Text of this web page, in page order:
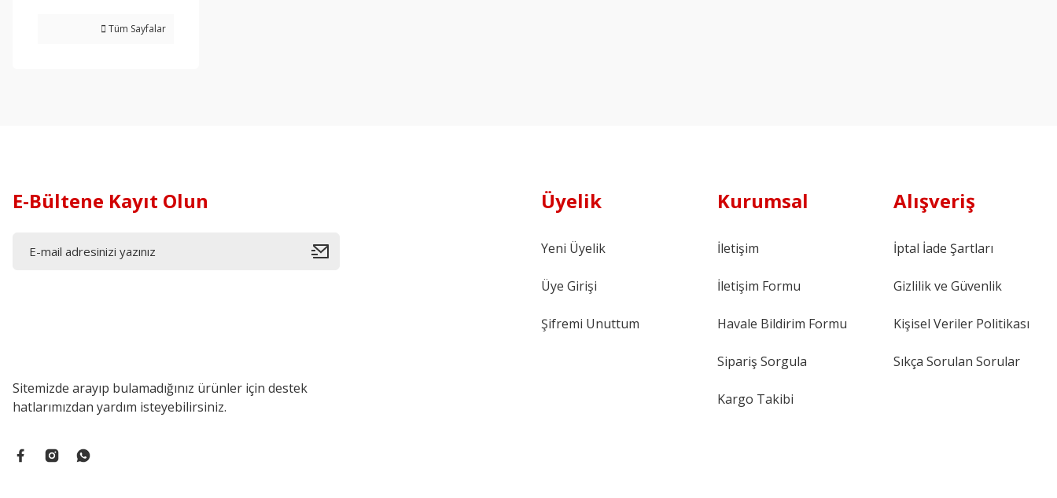
Tüm Sayfalar
E-Bültene Kayıt Olun
Sitemizde arayıp bulamadığınız ürünler için destek
hatlarımızdan yardım isteyebilirsiniz.
Üyelik
Yeni Üyelik
Üye Girişi
Şifremi Unuttum
Kurumsal
İletişim
İletişim Formu
Havale Bildirim Formu
Sipariş Sorgula
Kargo Takibi
Alışveriş
İptal İade Şartları
Gizlilik ve Güvenlik
Kişisel Veriler Politikası
Sıkça Sorulan Sorular